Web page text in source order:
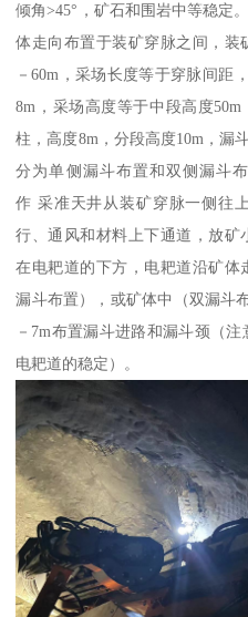
倾角>45°，矿石和围岩中等稳定
体走向布置于装矿穿脉之间，装
－60m，采场长度等于穿脉间距
8m，采场高度等于中段高度
柱，高度8m，分段高度10m，漏
分为单侧漏斗布置和双侧漏斗
作 采准天井从装矿穿脉一侧往
行、通风和材料上下通道，放矿
在电耙道的下方，电耙道沿矿体
漏斗布置），或矿体中（双漏斗
－7m布置漏斗进路和漏斗颈（
电耙道的稳定）。